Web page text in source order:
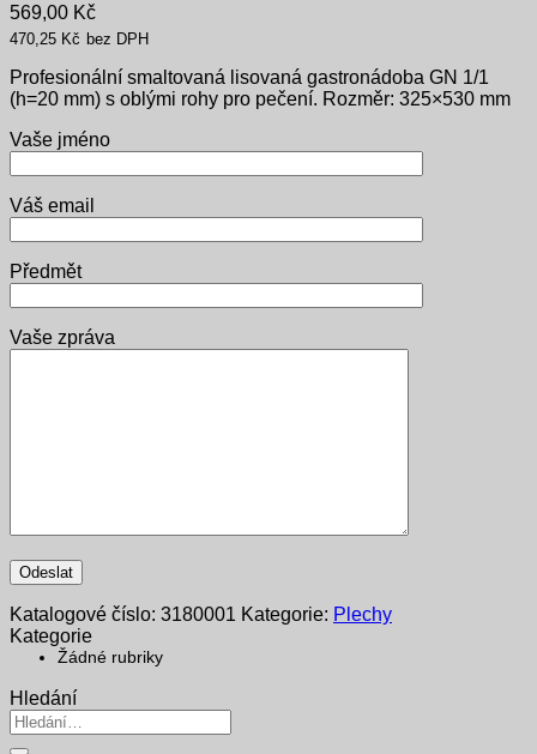
569,00 Kč
470,25 Kč bez DPH
Profesionální smaltovaná lisovaná gastronádoba GN 1/1
(h=20 mm) s oblými rohy pro pečení. Rozměr: 325×530 mm
Vaše jméno
Váš email
Předmět
Vaše zpráva
Katalogové číslo: 3180001 Kategorie: Plechy
Kategorie
Žádné rubriky
Hledání
Hledat: